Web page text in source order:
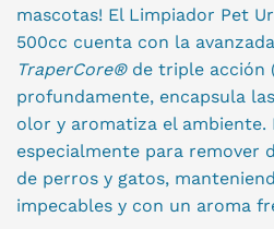
mascotas! El Limpiador Pet
500cc cuenta con la
TraperCore®de triple acción
profundamente, encapsula
olor y aromatiza el ambiente.
especialmente para remover
de perros y gatos,
impecables y con un aroma